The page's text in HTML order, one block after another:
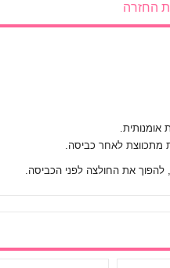
החזרה
אומנותית.
מתכווצת לאחר כביסה.